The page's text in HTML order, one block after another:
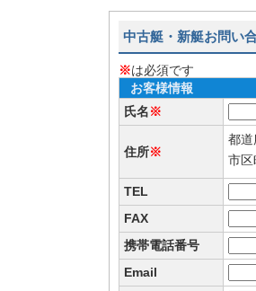
中古艇・新艇お問い
※は必須です
お客様情報
氏名※
住所※
都道
市区
TEL
FAX
携帯電話番号
Email